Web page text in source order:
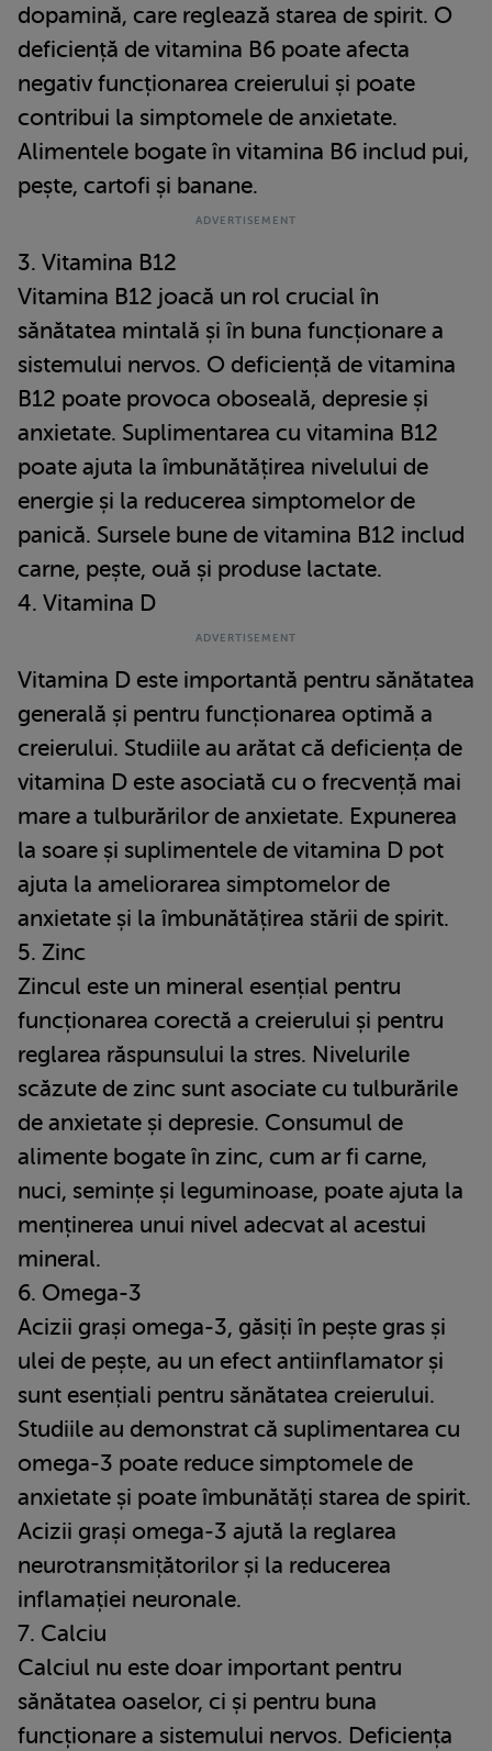
dopamină, care reglează starea de spirit. O
deficiență de vitamina B6 poate afecta
negativ funcționarea creierului și poate
contribui la simptomele de anxietate.
Alimentele bogate în vitamina B6 includ pui,
pește, cartofi și banane.
3. Vitamina B12
Vitamina B12 joacă un rol crucial în
sănătatea mintală și în buna funcționare a
sistemului nervos. O deficiență de vitamina
B12 poate provoca oboseală, depresie și
anxietate. Suplimentarea cu vitamina B12
poate ajuta la îmbunătățirea nivelului de
energie și la reducerea simptomelor de
panică. Sursele bune de vitamina B12 includ
carne, pește, ouă și produse lactate.
4. Vitamina D
Vitamina D este importantă pentru sănătatea
generală și pentru funcționarea optimă a
creierului. Studiile au arătat că deficiența de
vitamina D este asociată cu o frecvență mai
mare a tulburărilor de anxietate. Expunerea
la soare și suplimentele de vitamina D pot
ajuta la ameliorarea simptomelor de
anxietate și la îmbunătățirea stării de spirit.
5. Zinc
Zincul este un mineral esențial pentru
funcționarea corectă a creierului și pentru
reglarea răspunsului la stres. Nivelurile
scăzute de zinc sunt asociate cu tulburările
de anxietate și depresie. Consumul de
alimente bogate în zinc, cum ar fi carne,
nuci, semințe și leguminoase, poate ajuta la
menținerea unui nivel adecvat al acestui
mineral.
6. Omega-3
Acizii grași omega-3, găsiți în pește gras și
ulei de pește, au un efect antiinflamator și
sunt esențiali pentru sănătatea creierului.
Studiile au demonstrat că suplimentarea cu
omega-3 poate reduce simptomele de
anxietate și poate îmbunătăți starea de spirit.
Acizii grași omega-3 ajută la reglarea
neurotransmițătorilor și la reducerea
inflamației neuronale.
7. Calciu
Calciul nu este doar important pentru
sănătatea oaselor, ci și pentru buna
funcționare a sistemului nervos. Deficiența